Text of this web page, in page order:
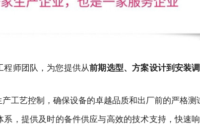
程师团队，为您提供从前期选型、方案设计到安装
工艺控制，确保设备的卓越品质和出厂前的严格测
系，提供及时的备件供应与高效的技术支持，快速